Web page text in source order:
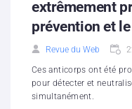
extrêmement
prévention et
Revue du Web
Ces anticorps ont été
pour détecter et
simultanément.